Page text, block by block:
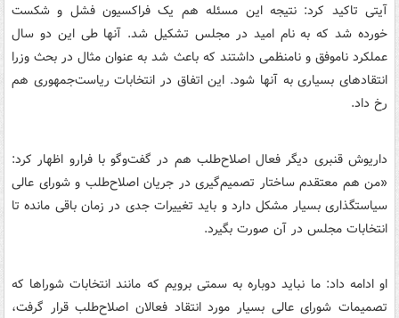
آیتی تاکید کرد: نتیجه این مسئله هم یک فراکسیون فشل و شکست
خورده شد که به نام امید در مجلس تشکیل شد. آنها طی این دو سال
عملکرد ناموفق و نامنظمی داشتند که باعث شد به عنوان مثال در بحث وزرا
انتقادهای بسیاری به آنها شود. این اتفاق در انتخابات ریاست‌جمهوری هم
رخ داد.
داریوش قنبری دیگر فعال اصلاح‌طلب هم در گفت‌وگو با فرارو اظهار کرد:
«من هم معتقدم ساختار تصمیم‌گیری در جریان اصلاح‌طلب و شورای عالی
سیاستگذاری بسیار مشکل دارد و باید تغییرات جدی در زمان باقی مانده تا
انتخابات مجلس در آن صورت بگیرد.
او ادامه داد: ما نباید دوباره به سمتی برویم که مانند انتخابات شوراها که
تصمیمات شورای عالی بسیار مورد انتقاد فعالان اصلاح‌طلب قرار گرفت،